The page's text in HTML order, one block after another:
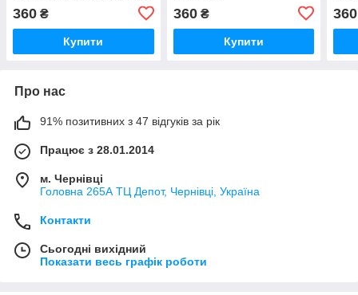
360 ₴
Купити
360₴
Купити
360
Про нас
91% позитивних з 47 відгуків за рік
Працює з 28.01.2014
м. Чернівці
Головна 265А ТЦ Депот, Чернівці, Україна
Контакти
Сьогодні вихідний
Показати весь графік роботи